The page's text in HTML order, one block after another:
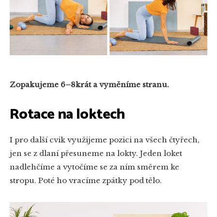
Zopakujeme 6–8krát a vyměníme stranu.
Rotace na loktech
I pro další cvik využijeme pozici na všech čtyřech,
jen se z dlaní přesuneme na lokty. Jeden loket
nadlehčíme a vytočíme se za ním směrem ke
stropu. Poté ho vracíme zpátky pod tělo.